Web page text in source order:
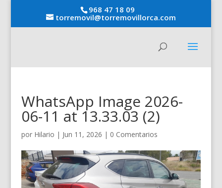
968 47 18 09
torremovil@torremovillorca.com
WhatsApp Image 2026-
06-11 at 13.33.03 (2)
por Hilario | Jun 11, 2026 | 0 Comentarios